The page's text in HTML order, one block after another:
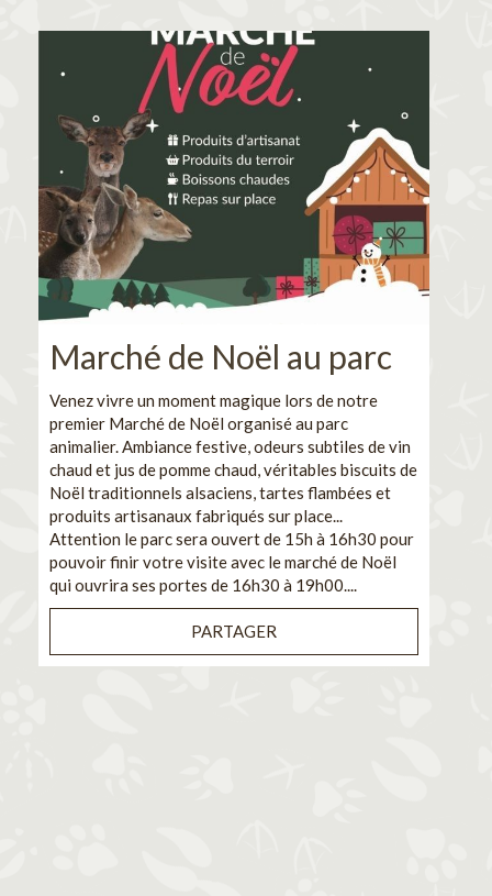
Marché de Noël au parc
Venez vivre un moment magique lors de notre
premier Marché de Noël organisé au parc
animalier. Ambiance festive, odeurs subtiles de vin
chaud et jus de pomme chaud, véritables biscuits de
Noël traditionnels alsaciens, tartes flambées et
produits artisanaux fabriqués sur place...
Attention le parc sera ouvert de 15h à 16h30 pour
pouvoir finir votre visite avec le marché de Noël
qui ouvrira ses portes de 16h30 à 19h00....
PARTAGER